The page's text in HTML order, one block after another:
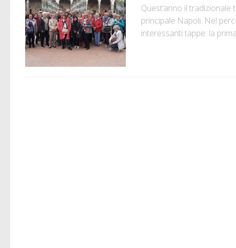
Quest’anno il
principale Napoli. Nel
interessanti tappe: la